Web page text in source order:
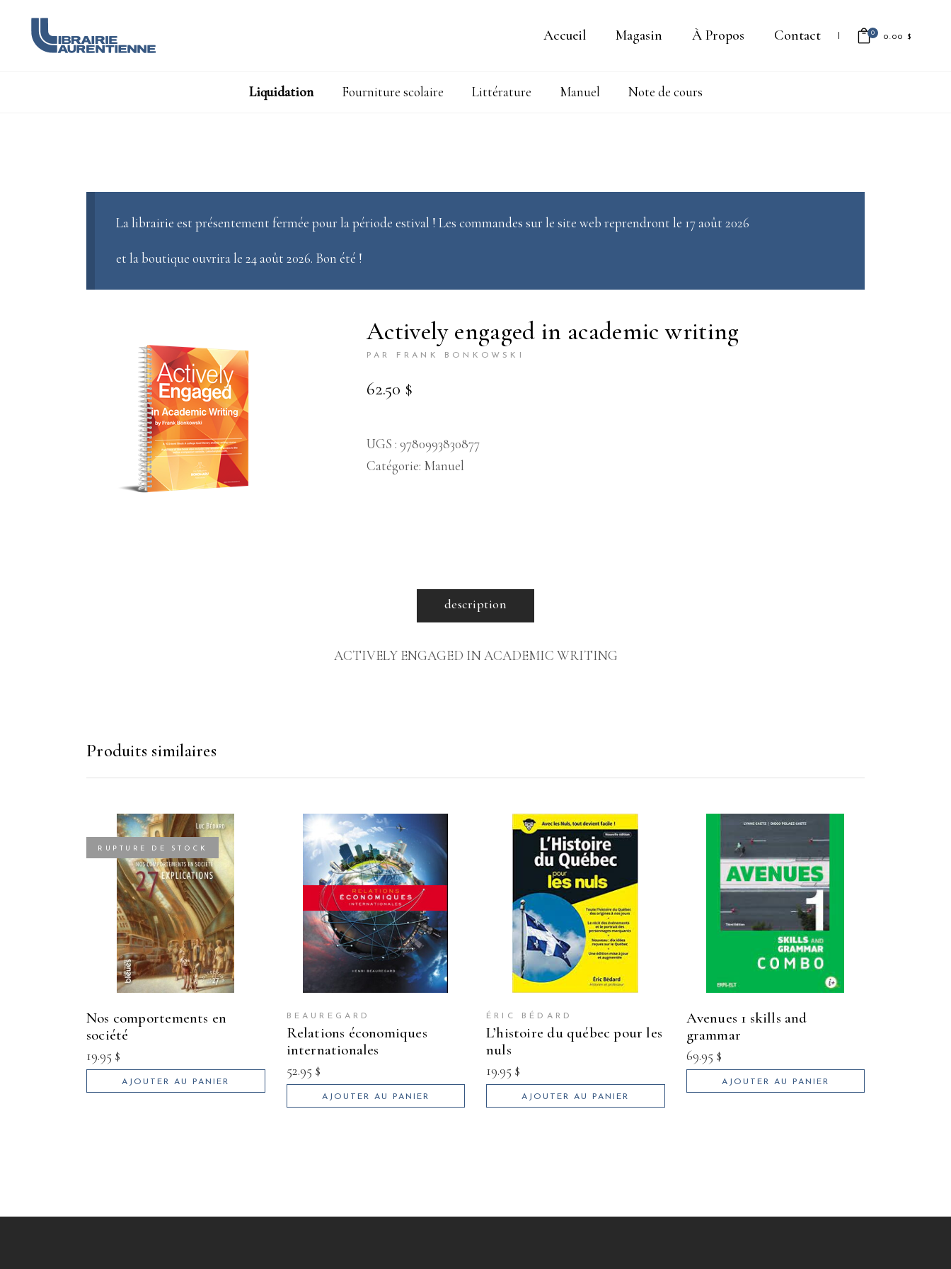
Accueil Magasin À Propos Contact 0 0.00 $
Liquidation Fourniture scolaire Littérature Manuel Note de cours
La librairie est présentement fermée pour la période estival ! Les commandes sur le site web reprendront le 17 août 2026
et la boutique ouvrira le 24 août 2026. Bon été !
actively engaged in academic writing
PAR FRANK BONKOWSKI
62.50 $
UGS : 9780993830877
Catégorie: Manuel
description
ACTIVELY ENGAGED IN ACADEMIC WRITING
Produits similaires
RUPTURE DE STOCK
nos comportements en
société
19.95 $
AJOUTER AU PANIER
BEAUREGARD
relations économiques
internationales
52.95 $
AJOUTER AU PANIER
ÉRIC BÉDARD
l’histoire du québec pour les
nuls
19.95 $
AJOUTER AU PANIER
avenues 1 skills and
grammar
69.95 $
AJOUTER AU PANIER